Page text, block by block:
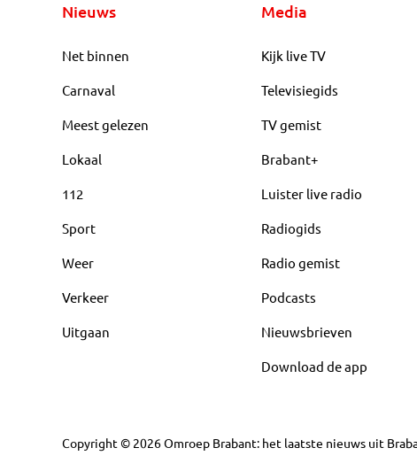
Nieuws
Net binnen
Carnaval
Meest gelezen
Lokaal
112
Sport
Weer
Verkeer
Uitgaan
Media
Kijk live TV
Televisiegids
TV gemist
Brabant+
Luister live radio
Radiogids
Radio gemist
Podcasts
Nieuwsbrieven
Download de app
Copyright © 2026Omroep Brabant: het laatste nieuws uit